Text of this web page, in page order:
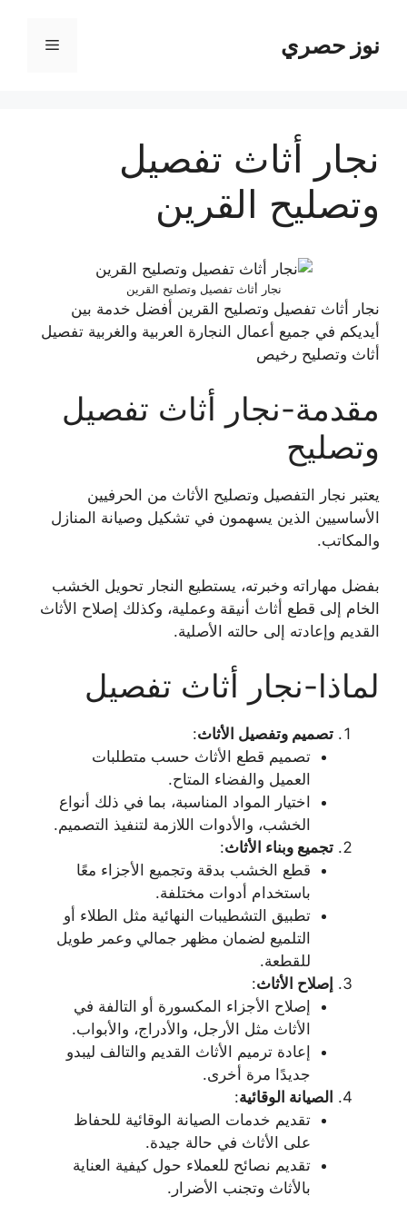
المحتوىنوز حصري القائمة
نجار أثاث تفصيل
وتصليح القرين
نجار أثاث تفصيل وتصليح القرين
نجار أثاث تفصيل وتصليح القرين أفضل خدمة بين
أيديكم في جميع أعمال النجارة العربية والغربية تفصيل
أثاث وتصليح رخيص
مقدمة-نجار أثاث تفصيل
وتصليح
يعتبر نجار التفصيل وتصليح الأثاث من الحرفيين
الأساسيين الذين يسهمون في تشكيل وصيانة المنازل
والمكاتب.
بفضل مهاراته وخبرته، يستطيع النجار تحويل الخشب
الخام إلى قطع أثاث أنيقة وعملية، وكذلك إصلاح الأثاث
القديم وإعادته إلى حالته الأصلية.
لماذا-نجار أثاث تفصيل
تصميم وتفصيل الأثاث:
تصميم قطع الأثاث حسب متطلبات
العميل والفضاء المتاح.
اختيار المواد المناسبة، بما في ذلك أنواع
الخشب، والأدوات اللازمة لتنفيذ التصميم.
تجميع وبناء الأثاث:
قطع الخشب بدقة وتجميع الأجزاء معًا
باستخدام أدوات مختلفة.
تطبيق التشطيبات النهائية مثل الطلاء أو
التلميع لضمان مظهر جمالي وعمر طويل
للقطعة.
إصلاح الأثاث:
إصلاح الأجزاء المكسورة أو التالفة في
الأثاث مثل الأرجل، والأدراج، والأبواب.
إعادة ترميم الأثاث القديم والتالف ليبدو
جديدًا مرة أخرى.
الصيانة الوقائية:
تقديم خدمات الصيانة الوقائية للحفاظ
على الأثاث في حالة جيدة.
تقديم نصائح للعملاء حول كيفية العناية
بالأثاث وتجنب الأضرار.